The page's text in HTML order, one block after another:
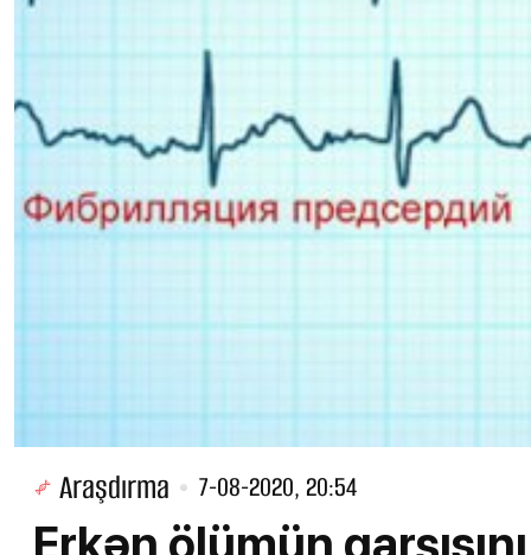
Araşdırma 7-08-2020, 20:54